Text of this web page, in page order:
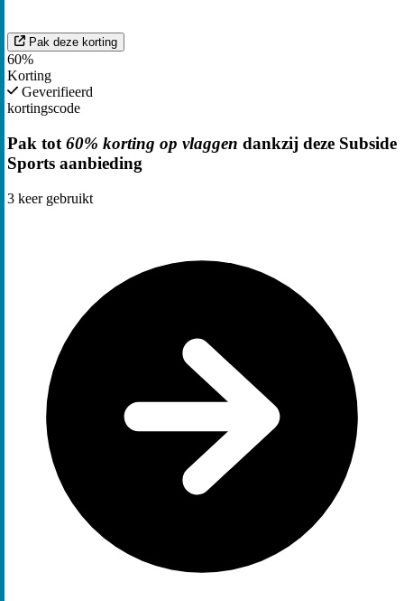
Pak deze korting
60%
Korting
Geverifieerd
kortingscode
Pak tot 60% korting op vlaggen dankzij deze Subside
Sports aanbieding
3 keer gebruikt